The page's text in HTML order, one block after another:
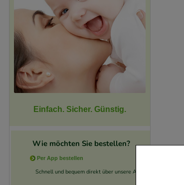
Einfach. Sicher. Günstig.
Wie möchten Sie bestellen?
Per App bestellen
Schnell und bequem direkt über unsere App.